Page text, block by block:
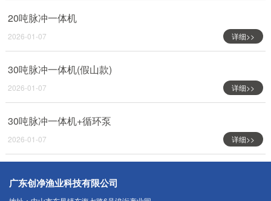
20吨脉冲一体机
2026-01-07 详细>>
30吨脉冲一体机(假山款)
2026-01-07 详细>>
30吨脉冲一体机+循环泵
2026-01-07 详细>>
广东创净渔业科技有限公司